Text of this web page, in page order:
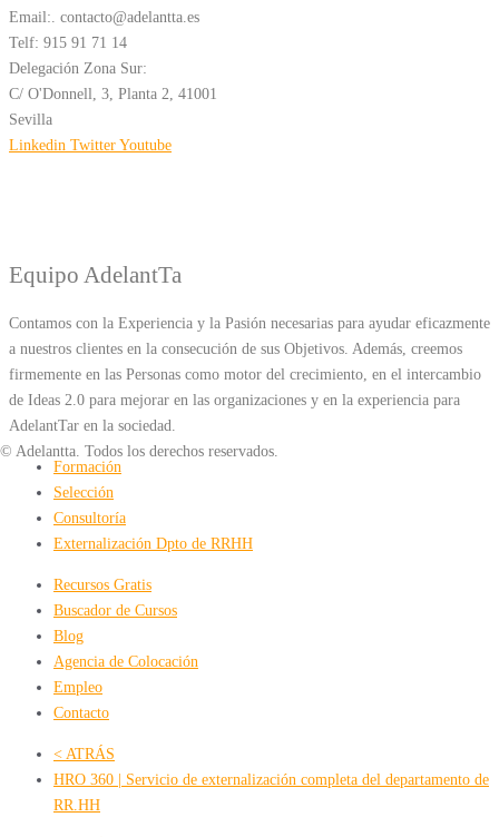
Email:. contacto@adelantta.es
Telf: 915 91 71 14
Delegación Zona Sur:
C/ O'Donnell, 3, Planta 2, 41001
Sevilla
Linkedin Twitter Youtube
Equipo AdelantTa
Contamos con la Experiencia y la Pasión necesarias para ayudar eficazmente
a nuestros clientes en la consecución de sus Objetivos. Además, creemos
firmemente en las Personas como motor del crecimiento, en el intercambio
de Ideas 2.0 para mejorar en las organizaciones y en la experiencia para
AdelantTar en la sociedad.
© Adelantta. Todos los derechos reservados.
Formación
Selección
Consultoría
Externalización Dpto de RRHH
Recursos Gratis
Buscador de Cursos
Blog
Agencia de Colocación
Empleo
Contacto
< ATRÁS
HRO 360 | Servicio de externalización completa del departamento de
RR.HH